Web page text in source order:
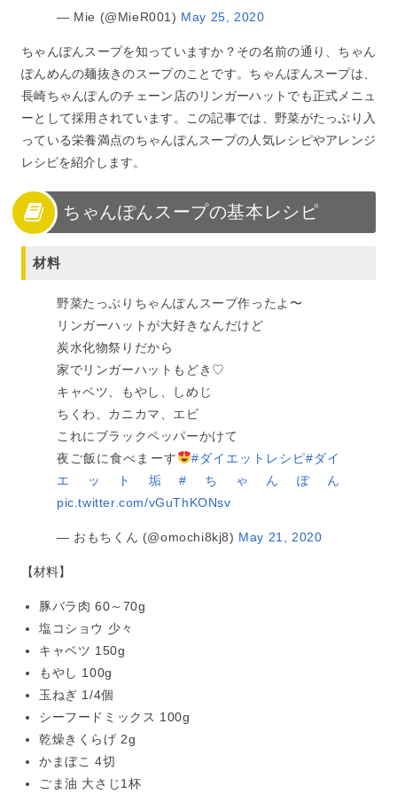
— Mie (@MieR001) May 25, 2020
ちゃんぽんスープを知っていますか？その名前の通り、ちゃん
ぽんめんの麺抜きのスープのことです。ちゃんぽんスープは、
長崎ちゃんぽんのチェーン店のリンガーハットでも正式メニュ
ーとして採用されています。この記事では、野菜がたっぷり入
っている栄養満点のちゃんぽんスープの人気レシピやアレンジ
レシピを紹介します。
ちゃんぽんスープの基本レシピ
材料
野菜たっぷりちゃんぽんスープ作ったよ〜
リンガーハットが大好きなんだけど
炭水化物祭りだから
家でリンガーハットもどき♡
キャベツ、もやし、しめじ
ちくわ、カニカマ、エビ
これにブラックペッパーかけて
夜ご飯に食べまーす
#ダイエットレシピ#ダイ
エット垢#ちゃんぽん
pic.twitter.com/vGuThKONsv
— おもちくん (@omochi8kj8) May 21, 2020
【材料】
豚バラ肉 60～70g
塩コショウ 少々
キャベツ 150g
もやし 100g
玉ねぎ 1/4個
シーフードミックス 100g
乾燥きくらげ 2g
かまぼこ 4切
ごま油 大さじ1杯